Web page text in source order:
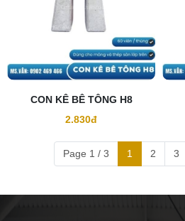
CON KÊ BÊ TÔNG H8
2.830đ
Page 1 / 3 1 2 3